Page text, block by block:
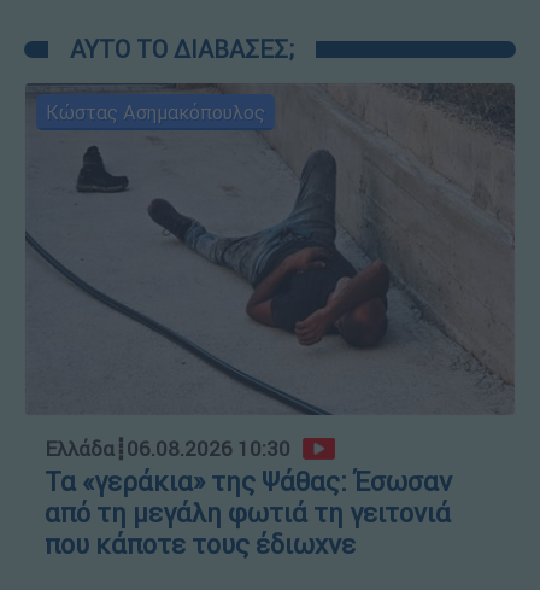
ΑΥΤΟ ΤΟ ΔΙΑΒΑΣΕΣ;
Κώστας Ασημακόπουλος
Ελλάδα┋06.08.2026 10:30
Τα «γεράκια» της Ψάθας: Έσωσαν
από τη μεγάλη φωτιά τη γειτονιά
που κάποτε τους έδιωχνε